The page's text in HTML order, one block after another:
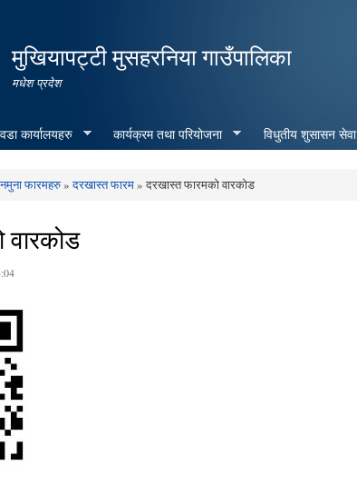
मुखियापट्टी मुसहरनिया गाउँपालिका
मधेश प्रदेश
वडा कार्यालयहरु कार्यक्रम तथा परियोजना विधुतीय शुसासन सेवा
नमुना फारमहरु»दरखास्त फारम» दरखास्त फारमको वारकोड